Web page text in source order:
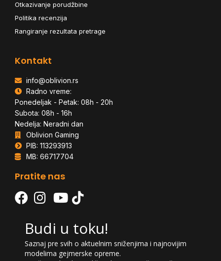
Otkazivanje porudžbine
Politika recenzija
Rangiranje rezultata pretrage
Kontakt
info@oblivion.rs
Radno vreme:
Ponedeljak - Petak: 08h - 20h
Subota: 08h - 16h
Nedelja: Neradni dan
Oblivion Gaming
PIB: 113293913
MB: 66717704
Pratite nas
Budi u toku!
Saznaj pre svih o aktuelnim sniženjima i najnovijim
modelima gejmerske opreme.